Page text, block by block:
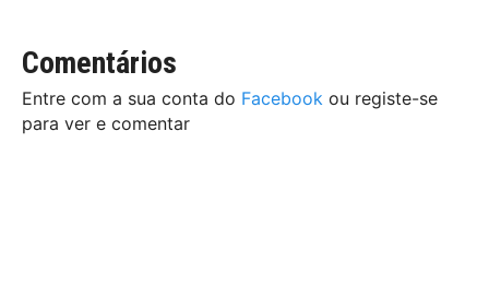
Comentários
Entre com a sua conta do Facebook ou registe-se
para ver e comentar